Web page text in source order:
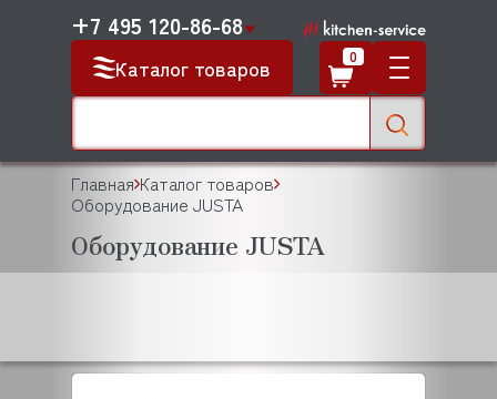
Каталог товаров
+7 495 120-86-68
0
Главная Каталог товаров
Оборудование JUSTA
Оборудование JUSTA